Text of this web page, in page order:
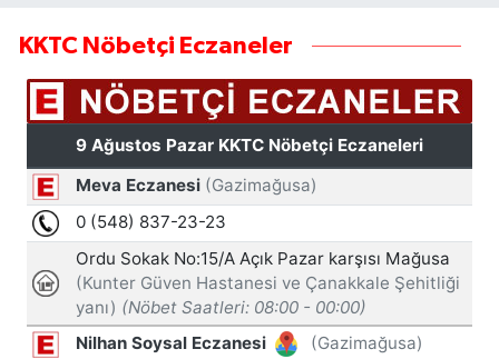
KKTC Nöbetçi Eczaneler